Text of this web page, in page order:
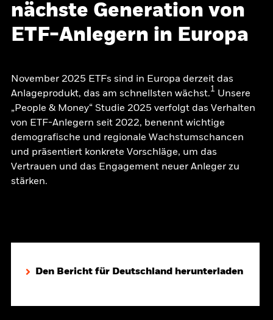
nächste Generation von
ETF-Anlegern in Europa
November 2025 ETFs sind in Europa derzeit das
Anlageprodukt, das am schnellsten wächst.1 Unsere
„People & Money“ Studie 2025 verfolgt das Verhalten
von ETF-Anlegern seit 2022, benennt wichtige
demografische und regionale Wachstumschancen
und präsentiert konkrete Vorschläge, um das
Vertrauen und das Engagement neuer Anleger zu
stärken.
Den Bericht für Deutschland herunterladen